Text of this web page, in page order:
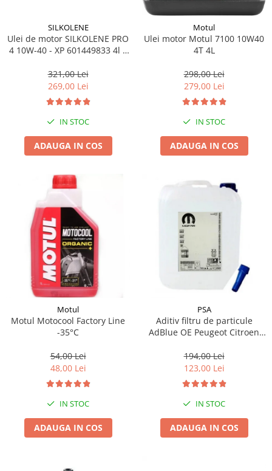
SILKOLENE
Ulei de motor SILKOLENE PRO
4 10W-40 - XP 601449833 4l +
321,00 Lei
269,00 Lei
IN STOC
ADAUGA IN COS
Motul
Ulei motor Motul 7100 10W40
4T 4L
298,00 Lei
279,00 Lei
IN STOC
ADAUGA IN COS
Motul
Motul Motocool Factory Line
-35°C
54,00 Lei
48,00 Lei
IN STOC
ADAUGA IN COS
PSA
Aditiv filtru de particule
AdBlue OE Peugeot Citroen
194,00 Lei
123,00 Lei
IN STOC
ADAUGA IN COS